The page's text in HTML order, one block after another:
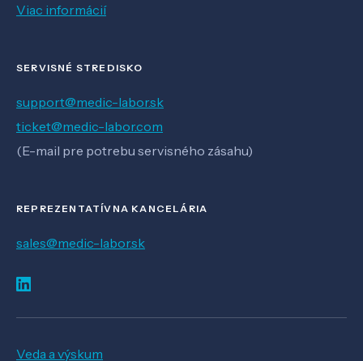
Viac informácií
SERVISNÉ STREDISKO
support@medic-labor.sk
ticket@medic-labor.com
(E-mail pre potrebu servisného zásahu)
REPREZENTATÍVNA KANCELÁRIA
sales@medic-labor.sk
Veda a výskum